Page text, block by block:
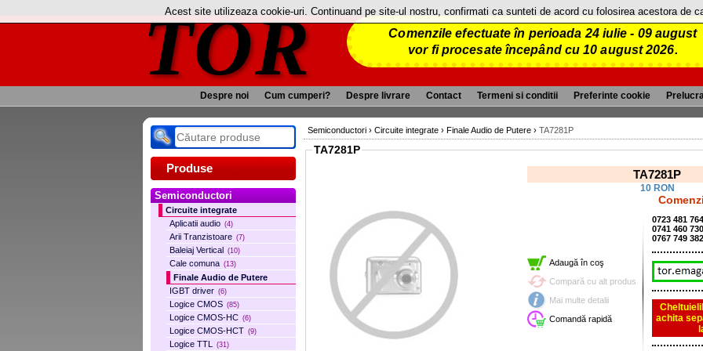
TOR
Comenzile efectuate în perioada 24 iulie - 09 august
vor fi procesate începând cu 10 august 2026.
Despre noi Cum cumperi? Despre livrare Contact Termeni si conditii Preferinte cookie
Produse
Semiconductori
Circuite integrate
Aplicatii audio (4)
Arii Tranzistoare (7)
Baleiaj Vertical (10)
Cale comuna (13)
Finale Audio de Putere
IGBT driver (6)
Logice CMOS (85)
Logice CMOS-HC (6)
Logice CMOS-HCT (9)
Logice TTL (31)
Semiconductori › Circuite integrate › Finale Audio de Putere › TA7281P
TA7281P
TA7281P
10 RON
Adaugă în coş
Compară cu alt produs
Mai multe detalii
Comandă rapidă
0723 481
0741 460
0767 749
achita
Acest site utilizeaza cookie-uri. Continuand pe site-ul nostru, confirmati ca sunteti de acord cu folosirea acestora de